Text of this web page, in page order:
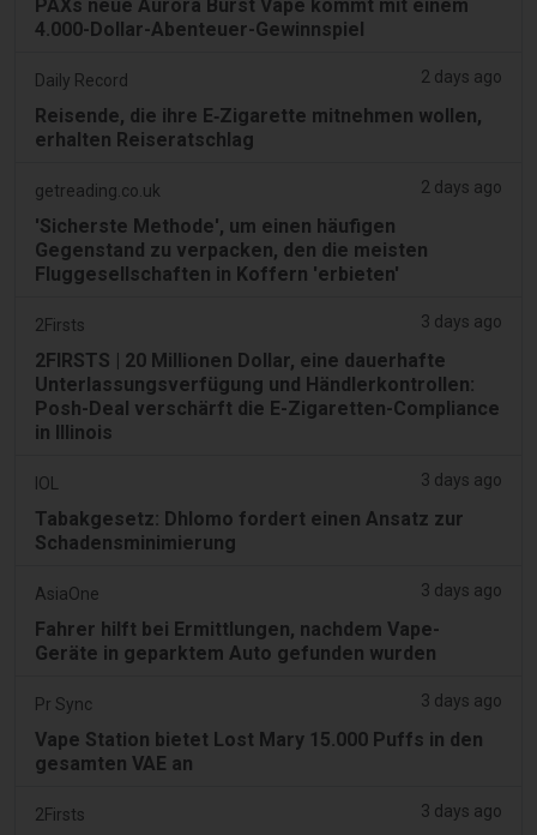
PAXs neue Aurora Burst Vape kommt mit einem
4.000-Dollar-Abenteuer-Gewinnspiel
Daily Record 2 days ago
Reisende, die ihre E‑Zigarette mitnehmen wollen,
erhalten Reiseratschlag
getreading.co.uk 2 days ago
'Sicherste Methode', um einen häufigen
Gegenstand zu verpacken, den die meisten
Fluggesellschaften in Koffern 'erbieten'
2Firsts 3 days ago
2FIRSTS | 20 Millionen Dollar, eine dauerhafte
Unterlassungsverfügung und Händlerkontrollen:
Posh-Deal verschärft die E-Zigaretten-Compliance
in Illinois
IOL 3 days ago
Tabakgesetz: Dhlomo fordert einen Ansatz zur
Schadensminimierung
AsiaOne 3 days ago
Fahrer hilft bei Ermittlungen, nachdem Vape-
Geräte in geparktem Auto gefunden wurden
Pr Sync 3 days ago
Vape Station bietet Lost Mary 15.000 Puffs in den
gesamten VAE an
2Firsts 3 days ago